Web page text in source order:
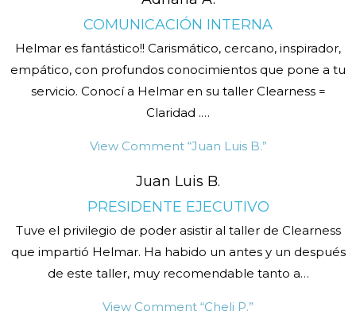
COMUNICACIÓN INTERNA
Helmar es fantástico!! Carismático, cercano, inspirador,
empático, con profundos conocimientos que pone a tu
servicio. Conocí a Helmar en su taller Clearness =
Claridad .…
View Comment“Juan Luis B.”
Juan Luis B.
PRESIDENTE EJECUTIVO
Tuve el privilegio de poder asistir al taller de Clearness
que impartió Helmar. Ha habido un antes y un después
de este taller, muy recomendable tanto a…
View Comment “Cheli P.”